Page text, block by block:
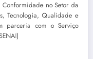
no Setor da
Tecnologia, Qualidade e
parceria com o Serviço